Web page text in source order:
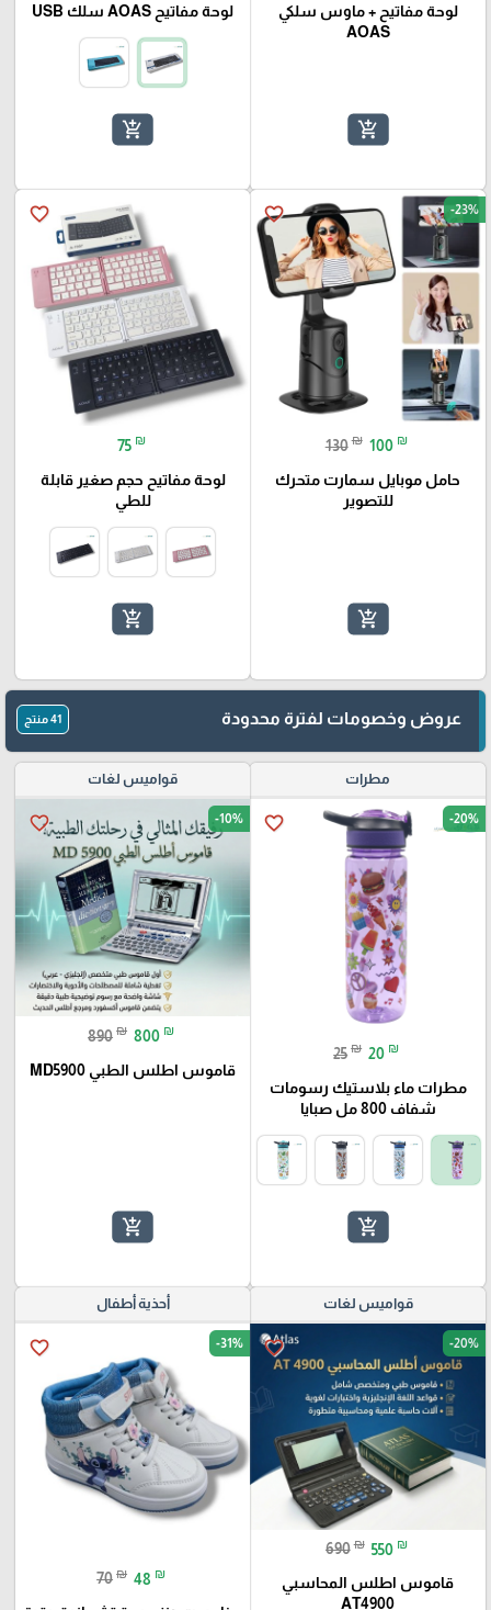
لوحة مفاتيح + ماوس سلكي
AOAS
add_shopping_cart
لوحة مفاتيح AOAS سلك USB
add_shopping_cart
favorite_border -23%
130 ₪ 100 ₪
حامل موبايل سمارت متحرك
للتصوير
add_shopping_cart
favorite_border
75 ₪
لوحة مفاتيح حجم صغير قابلة
للطي
add_shopping_cart
عروض وخصومات لفترة محدودة 41 منتج
مطرات
favorite_border -20%
25 ₪ 20 ₪
مطرات ماء بلاستيك رسومات
شفاف 800 مل صبايا
add_shopping_cart
قواميس لغات
favorite_border -10%
890 ₪ 800 ₪
قاموس اطلس الطبي MD5900
add_shopping_cart
قواميس لغات
favorite_border -20%
690 ₪ 550 ₪
قاموس اطلس المحاسبي
AT4900
أحذية أطفال
favorite_border -31%
70 ₪ 48 ₪